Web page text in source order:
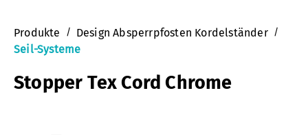
Produkte / Design Absperrpfosten Kordelständer /
Seil-Systeme
Stopper Tex Cord Chrome